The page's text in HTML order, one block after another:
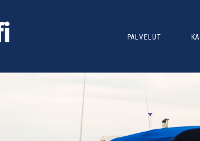
PALVELUT